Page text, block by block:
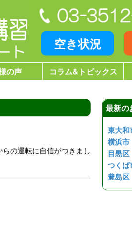
空き状況
の声 コラム&トピックス
の運転に自信がつきまし
最新の
東大
横浜
目黒
つく
豊島